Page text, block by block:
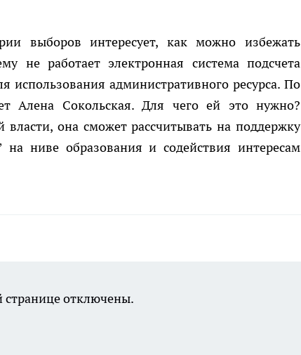
выборов интересует, как можно избежать
не работает электронная система подсчета
использования административного ресурса. По
Алена Сокольская. Для чего ей это нужно?
она сможет рассчитывать на поддержку
на ниве образования и содействия интересам
отключены.